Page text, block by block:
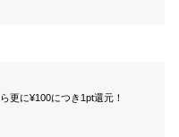
更に¥100につき1pt還元！